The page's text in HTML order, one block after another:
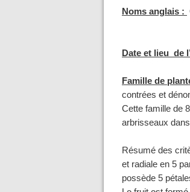
Noms anglais :
Date et lieu de
Famille de
contrées et
Cette famille de
arbrisseaux
Résumé des
et radiale en 5
possède 5